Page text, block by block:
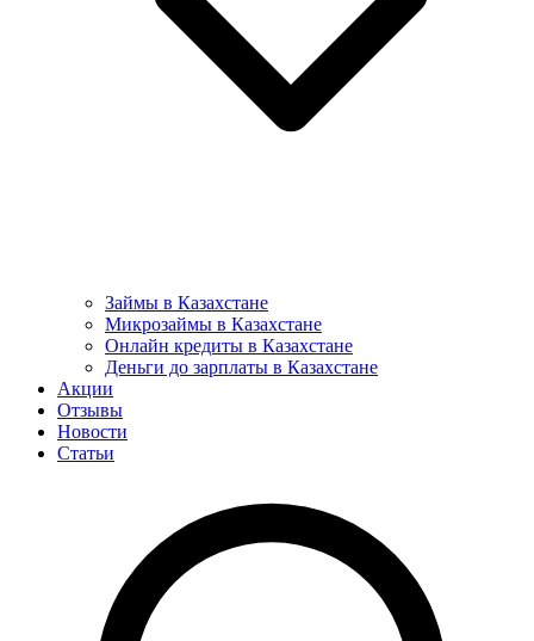
Займы в Казахстане
Микрозаймы в Казахстане
Онлайн кредиты в Казахстане
Деньги до зарплаты в Казахстане
Акции
Отзывы
Новости
Статьи